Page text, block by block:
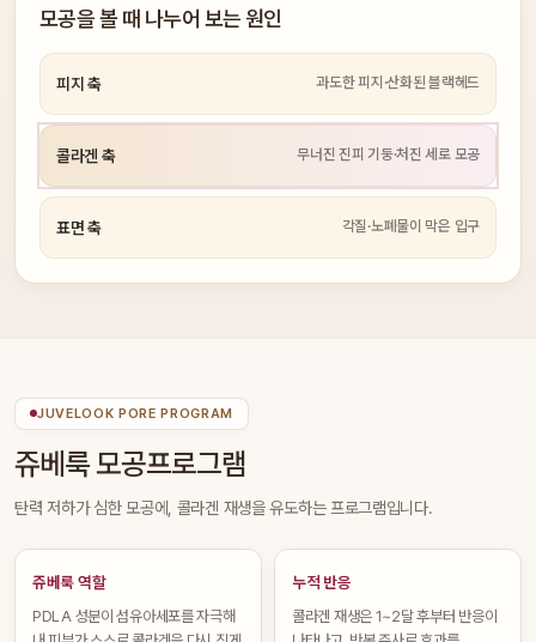
모공을 볼 때 나누어 보는 원인
피지 축 과도한 피지·산화된 블랙헤드
콜라겐 축 무너진 진피 기둥·처진 세로 모공
표면 축 각질·노폐물이 막은 입구
JUVELOOK PORE PROGRAM
쥬베룩 모공프로그램
탄력 저하가 심한 모공에, 콜라겐 재생을 유도하는 프로그램입니다.
쥬베룩 역할
PDLA 성분이 섬유아세포를 자극해
누적 반응
콜라겐 재생은 1~2달 후부터 반응이